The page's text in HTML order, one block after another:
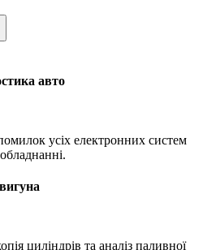
авто
усіх електронних систем
циліндрів та аналіз паливної